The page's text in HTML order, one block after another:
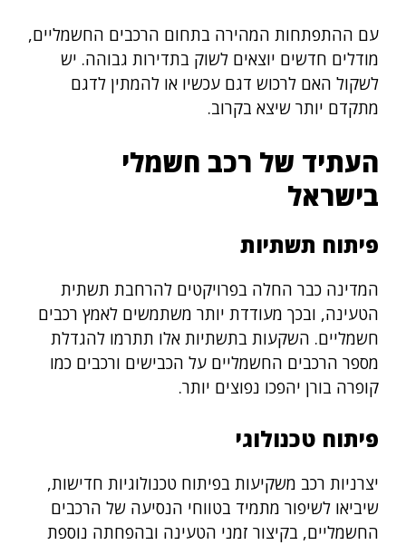
עם ההתפתחות המהירה בתחום הרכבים החשמליים,
מודלים חדשים יוצאים לשוק בתדירות גבוהה. יש
לשקול האם לרכוש דגם עכשיו או להמתין לדגם
מתקדם יותר שיצא בקרוב.
העתיד של רכב חשמלי
בישראל
פיתוח תשתיות
המדינה כבר החלה בפרויקטים להרחבת תשתית
הטעינה, ובכך מעודדת יותר משתמשים לאמץ רכבים
חשמליים. השקעות בתשתיות אלו תתרמו להגדלת
מספר הרכבים החשמליים על הכבישים ורכבים כמו
קופרה בורן יהפכו נפוצים יותר.
פיתוח טכנולוגי
יצרניות רכב משקיעות בפיתוח טכנולוגיות חדישות,
שיביאו לשיפור מתמיד בטווחי הנסיעה של הרכבים
החשמליים, בקיצור זמני הטעינה ובהפחתה נוספת